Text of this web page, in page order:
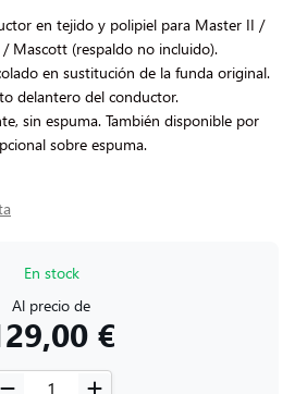
en tejido y polipiel para Master II /
Mascott (respaldo no incluido).
en sustitución de la funda original.
delantero del conductor.
sin espuma. También disponible por
sobre espuma.
En stock
Al precio de
€